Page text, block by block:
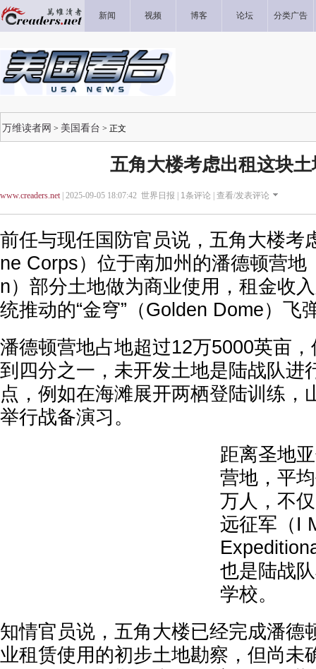
新闻 视频 博客 论坛 分类广告
万维读者网 > 美国看台 > 正文
五角大楼考虑出租这块
www.creaders.net| 2025-09-05 18:07:42 世界日报 | 1条评论 | 查看/发表评论
前任与现任国防官员说，五角大楼考
ne Corps）位于南加州的潘德顿营地
n）部分土地做为商业使用，租金收
统推动的“金穹”（Golden Dome）飞
潘德顿营地占地超过12万5000英亩
到四分之一，未开发土地是陆战队进
点，例如在海滩展开两栖登陆训练，
举行战备演习。
距离圣地
营地，平
万人，不
远征军（I
也是陆战
学校。
知情官员说，五角大楼已经完成潘德
业租赁使用的初步土地勘察，但尚未